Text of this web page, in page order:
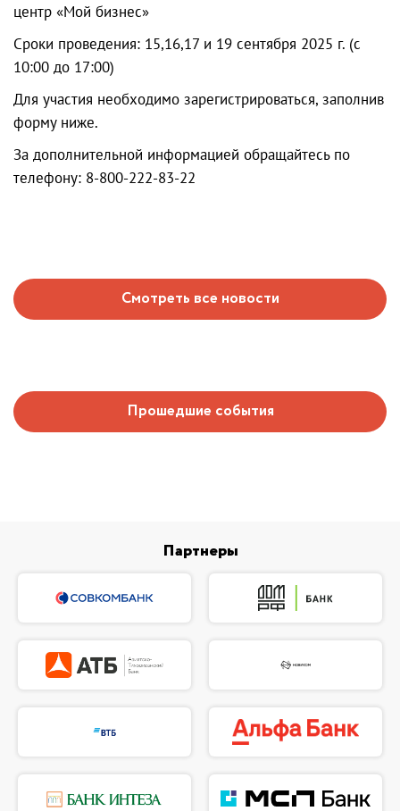
центр «Мой бизнес»
Сроки проведения: 15,16,17 и 19 сентября 2025 г. (с
10:00 до 17:00)
Для участия необходимо зарегистрироваться, заполнив
форму ниже.
За дополнительной информацией обращайтесь по
телефону: 8-800-222-83-22
Смотреть все новости
Прошедшие события
Партнеры